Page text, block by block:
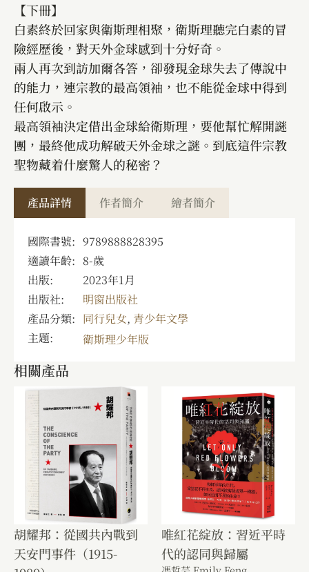
【下冊】
白素終於回家與衛斯理相聚，衛斯理聽完白素的冒
險經歷後，對天外金球感到十分好奇。
兩人再次到訪加爾各答，卻發現金球失去了傳說中
的能力，連宗教的最高領袖，也不能從金球中得到
任何啟示。
最高領袖決定借出金球給衛斯理，要他幫忙解開謎
團，最終他成功解破天外金球之謎。到底這件宗教
聖物藏着什麼驚人的秘密？
產品詳情 作者簡介 繪者簡介
國際書號: 9789888828395
適讀年齡: 8-歲
出版:
2023年1月
出版社:
明窗出版社
產品分類: 同行兒女, 青少年文學
主題:
衛斯理少年版
相關產品
胡耀邦：從國共內戰到
天安門事件（1915-
唯紅花綻放：習近平時
代的認同與歸屬